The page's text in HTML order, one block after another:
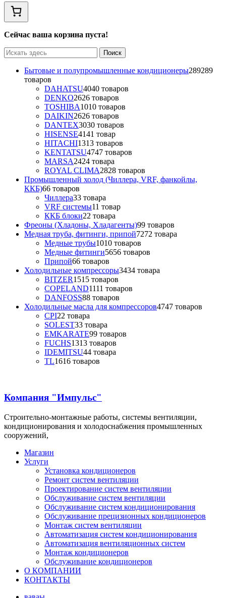
Сейчас ваша корзина пуста!
Бытовые и полупромышленные кондиционеры289289
товаров
DAHATSU4040 товаров
DENKO2626 товаров
TOSHIBA1010 товаров
DAIKIN2626 товаров
DANTEX3030 товаров
HISENSE4141 товар
HITACHI1313 товаров
KENTATSU4747 товаров
MARSA2424 товара
ROYAL CLIMA2828 товаров
Промышленный холод (Чиллера, VRF, фанкойлы,
ККБ)66 товаров
Чиллера33 товара
VRF системы11 товар
ККБ блоки22 товара
Фреоны (Хладоны, Хладагенты)99 товаров
Медная труба, фитинги, припой7272 товара
Медные трубы1010 товаров
Медные фитинги5656 товаров
Припой66 товаров
Холодильные компрессоры3434 товара
BITZER1515 товаров
COPELAND1111 товаров
DANFOSS88 товаров
Холодильные масла для компрессоров4747 товаров
CPI22 товара
SOLEST33 товара
EMKARATE99 товаров
FUCHS1313 товаров
IDEMITSU44 товара
TL1616 товаров
Компания "Импульс"
Строительно-монтажные работы, системы вентиляции,
кондиционирования и холодоснабжения промышленных
сооружений,
Магазин
Услуги
Установка кондиционеров
Ремонт систем вентиляции
Проектирование систем вентиляции
Обслуживание систем вентиляции
Обслуживание систем кондиционирования
Обслуживание прецизионных кондиционеров
Монтаж систем вентиляции
Автоматизация систем кондиционирования
Автоматизация вентиляционных систем
Монтаж кондиционеров
Обслуживание кондиционеров
О КОМПАНИИ
КОНТАКТЫ